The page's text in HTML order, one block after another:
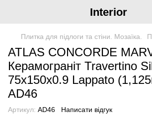
Interior
Плитка для підлоги та стіни. Мозаїка.
ATLAS CONCORDE
Керамограніт Travertino
75x150x0.9 Lappato
AD46
Артикул: AD46 Написати відгук